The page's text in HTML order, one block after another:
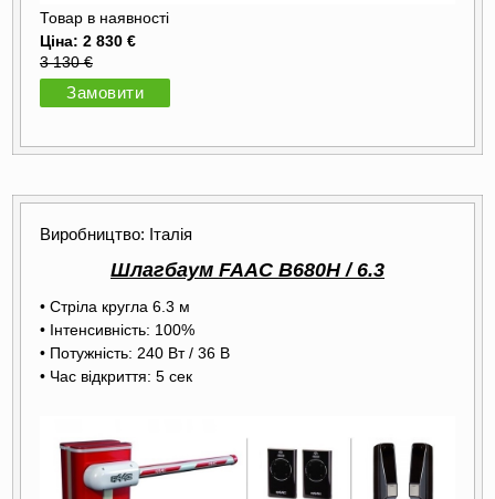
Товар в наявності
Ціна: 2 830 €
3 130 €
Замовити
Виробництво: Італія
Шлагбаум FAAC B680H / 6.3
• Стріла кругла 6.3 м
• Інтенсивність: 100%
• Потужність: 240 Вт / 36 В
• Час відкриття: 5 сек